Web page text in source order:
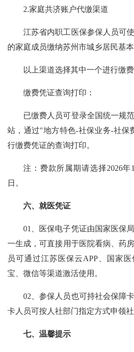
2.家庭共济账户代缴渠道
江苏省内职工医保参保人员可
的家庭成员缴纳苏州市城乡居民基本
以上渠道选择其中一个进行缴费
缴费凭证查询打印：
已缴费人员可登录全国统一规
站，通过"地方特色-社保业务-社保
行缴费凭证的查询打印。
注：费款所属期请选择2026年
日。
六、 就医凭证
01、
医保电子凭证由国家医保
一生成，可直接用于医院看病、药
员可通过江苏医保云APP、国家
宝、微信等渠道激活使用。
02、参保人员也可持社会保障
卡人员可按人社部门指定方式申领社
七、温馨提示